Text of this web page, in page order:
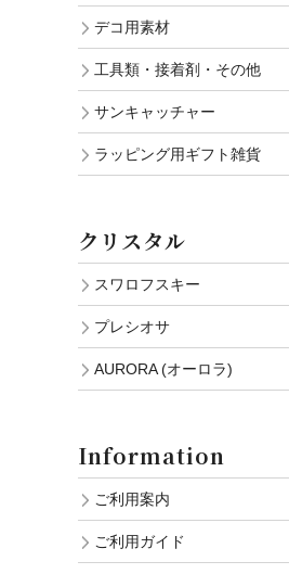
デコ用素材
工具類・接着剤・その他
サンキャッチャー
ラッピング用ギフト雑貨
クリスタル
スワロフスキー
プレシオサ
AURORA (オーロラ)
Information
ご利用案内
ご利用ガイド